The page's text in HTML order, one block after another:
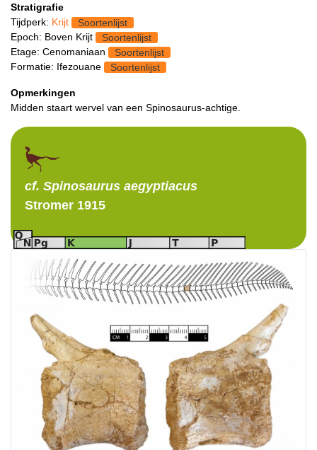
Stratigrafie
Tijdperk: Krijt
Soortenlijst
Epoch: Boven Krijt
Soortenlijst
Etage: Cenomaniaan
Soortenlijst
Formatie: Ifezouane
Soortenlijst
Opmerkingen
Midden staart wervel van een Spinosaurus-achtige.
cf. Spinosaurus aegyptiacus
Stromer 1915